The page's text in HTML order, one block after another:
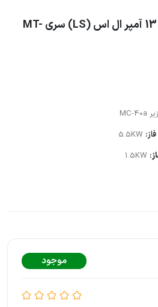
رله حرارتی (بیمتال) 9 تا 13 آمپر ال اس (LS) سری MT-
زیر MC-40a
:
موجود